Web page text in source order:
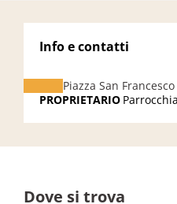
Info e contatti
Piazza San
PROPRIETARIO
Dove si trova